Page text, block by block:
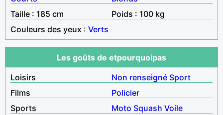
Taille : 185 cm
Poids : 100 kg
Couleurs des yeux : Verts
Les goûts de etpourquoipas
Loisirs
Non renseigné Sport
Films
Policier
Sports
Moto Squash Voile